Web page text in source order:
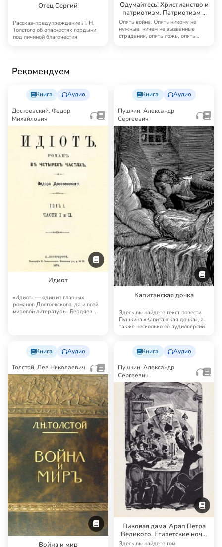
Отец Сергий
Рассказ-предупреждение Л. Н.
Толстого об опасностях гордыни
под личиной благочестия
Одумайтесь! Христианство и
патриотизм. Патриотизм и
правительство
Опять война. Опять никому не
нужные, ничем не вызванные
страдания, опять ложь, опять
Рекомендуем
Книга Аудио
Достоевский, Федор
Михайлович
Идиот
«Идиот» — один из главных
романов Достоевского, да и всей
мировой литературы. Бердяев
Книга Аудио
Пушкин, Александр
Сергеевич
Капитанская дочка
Здесь вы найдете текст повести
Пушкина «Капитанская дочка», а
также несколько её аудиоверсий.
Книга Аудио
Толстой, Лев Николаевич
Война и мир
Книга Аудио
Пушкин, Александр
Сергеевич
Пиковая дама. Арап Петра
Великого. Египетские ночи.
Путешествие в Арзрум.
Здесь вы найдете том